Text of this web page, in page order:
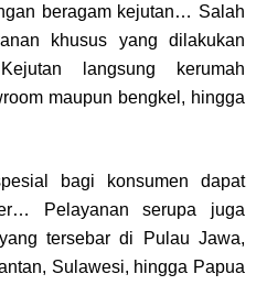
beragam kejutan… Salah
khusus yang dilakukan
langsung kerumah
maupun bengkel, hingga
bagi konsumen dapat
Pelayanan serupa juga
tersebar di Pulau Jawa,
Sulawesi, hingga Papua